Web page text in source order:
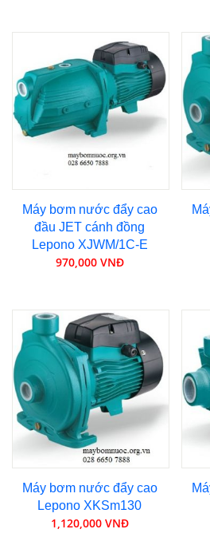
Máy bơm nước đẩy cao
đầu JET cánh đồng
Lepono XJWM/1C-E
970,000 VNĐ
Máy bơm nước đẩy cao
Lepono XKSm130
1,120,000 VNĐ